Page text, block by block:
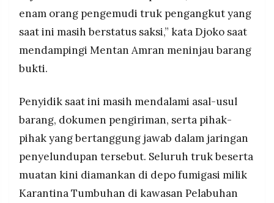
enam orang pengemudi truk pengangkut yang
saat ini masih berstatus saksi,” kata Djoko saat
mendampingi Mentan Amran meninjau barang
bukti.
Penyidik saat ini masih mendalami asal-usul
barang, dokumen pengiriman, serta pihak-
pihak yang bertanggung jawab dalam jaringan
penyelundupan tersebut. Seluruh truk beserta
muatan kini diamankan di depo fumigasi milik
Karantina Tumbuhan di kawasan Pelabuhan